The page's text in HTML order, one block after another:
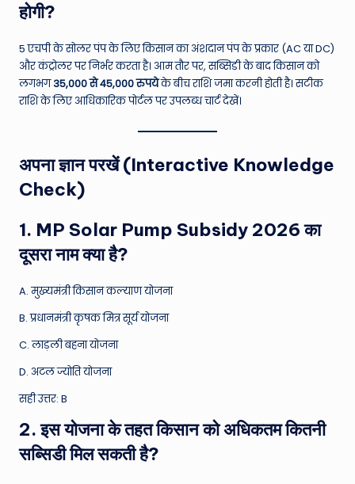
होगी?
5 एचपी के सोलर पंप के लिए किसान का अंशदान पंप के प्रकार (AC या DC)
और कंट्रोलर पर निर्भर करता है। आम तौर पर, सब्सिडी के बाद किसान को
लगभग35,000 से 45,000 रुपयेके बीच राशि जमा करनी होती है। सटीक
राशि के लिए आधिकारिक पोर्टल पर उपलब्ध चार्ट देखें।
अपना ज्ञान परखें (Interactive Knowledge
Check)
1. MP Solar Pump Subsidy 2026 का
दूसरा नाम क्या है?
A. मुख्यमंत्री किसान कल्याण योजना
B. प्रधानमंत्री कृषक मित्र सूर्य योजना
C. लाड़ली बहना योजना
D. अटल ज्योति योजना
सही उत्तर: B
2. इस योजना के तहत किसान को अधिकतम कितनी
सब्सिडी मिल सकती है?